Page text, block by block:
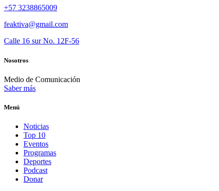
+57 3238865009
feaktiva@gmail.com
Calle 16 sur No. 12F-56
Nosotros
Medio de Comunicación
Saber más
Menú
Noticias
Top 10
Eventos
Programas
Deportes
Podcast
Donar